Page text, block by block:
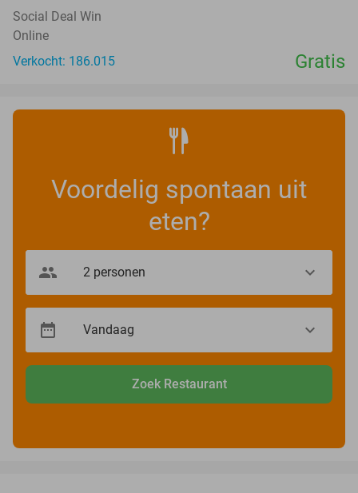
Social Deal Win
Online
Verkocht: 186.015
Gratis
Voordelig spontaan uit
eten?
Zoek Restaurant